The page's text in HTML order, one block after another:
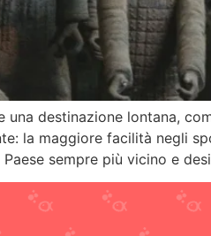
una destinazione lontana,
la maggiore facilità negli
sempre più vicino e